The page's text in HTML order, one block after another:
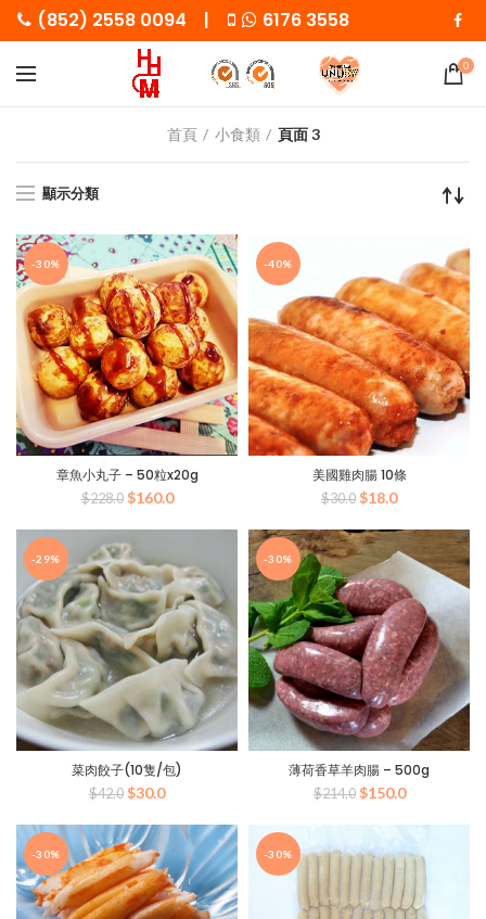
(852) 2558 0094 | 6176 3558
0
首頁 小食類 頁面 3
顯示分類
-30%
章魚小丸子 – 50粒x20g
$228.0 原
價
格：
$228.0。
$160.0目
價
$160.0。
-40%
美國雞肉腸 10條
$30.0 原
價
格：
$30.0。
$18.0目
價
格：
$18.0。
-29%
菜肉餃子(10隻/包)
$42.0 原
價
格：
$42.0。
$30.0目
價
格：
$30.0。
-30%
薄荷香草羊肉腸 – 500g
$214.0 原
價
格：
$214.0。
$150.0目
價
格：
$150.0。
-30% -30%